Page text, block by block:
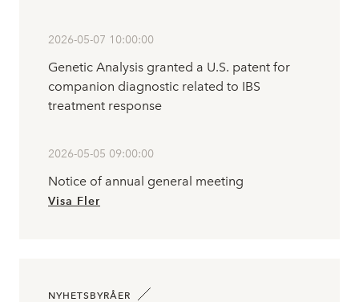
2026-05-07 10:00:00
Genetic Analysis granted a U.S. patent for
companion diagnostic related to IBS
treatment response
2026-05-05 09:00:00
Notice of annual general meeting
Visa Fler
NYHETSBYRÅER